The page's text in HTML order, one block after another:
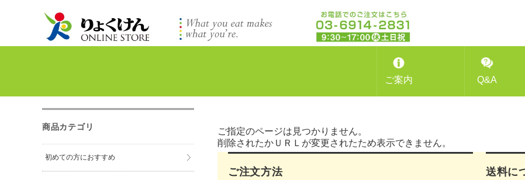
ご案内 Q&A
ご指定のページは見つかりません。
削除されたかＵＲＬが変更されたため表示できません。
ご注文方法 送料に
商品カテゴリ
初めての方におすすめ